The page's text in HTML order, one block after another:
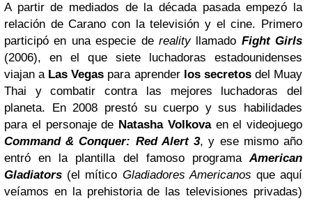
A partir de mediados de la década pasada empezó la
relación de Carano con la televisión y el cine. Primero
participó en una especie de reality llamado Fight Girls
(2006), en el que siete luchadoras estadounidenses
viajan a Las Vegas para aprender los secretosdel Muay
Thai y combatir contra las mejores luchadoras del
planeta. En 2008 prestó su cuerpo y sus habilidades
para el personaje de Natasha Volkovaen el videojuego
Command & Conquer: Red Alert 3, y ese mismo año
entró en la plantilla del famoso programaAmerican
Gladiators (el mítico Gladiadores Americanos que aquí
veíamos en la prehistoria de las televisiones privadas)